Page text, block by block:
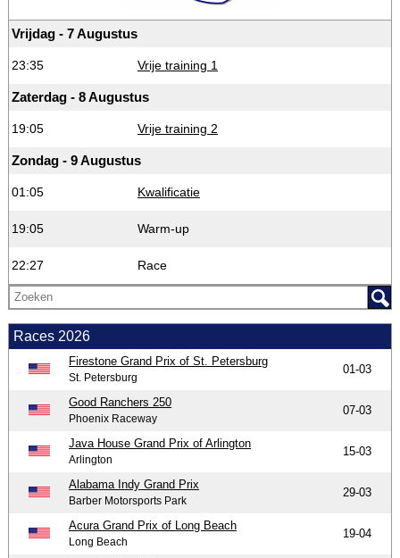
Vrijdag - 7 Augustus
23:35 Vrije training 1
Zaterdag - 8 Augustus
19:05 Vrije training 2
Zondag - 9 Augustus
01:05 Kwalificatie
19:05 Warm-up
22:27 Race
Races 2026
Firestone Grand Prix of St. Petersburg
St. Petersburg
01-03
Good Ranchers 250
Phoenix Raceway
07-03
Java House Grand Prix of Arlington
Arlington
15-03
Alabama Indy Grand Prix
Barber Motorsports Park
29-03
Acura Grand Prix of Long Beach
Long Beach
19-04